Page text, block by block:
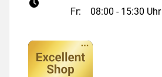
Fr:
08:00 - 15:30 Uhr